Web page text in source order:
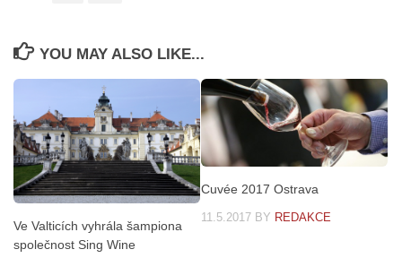
YOU MAY ALSO LIKE...
Ve Valticích vyhrála šampiona
společnost Sing Wine
Cuvée 2017 Ostrava
11.5.2017 BY REDAKCE